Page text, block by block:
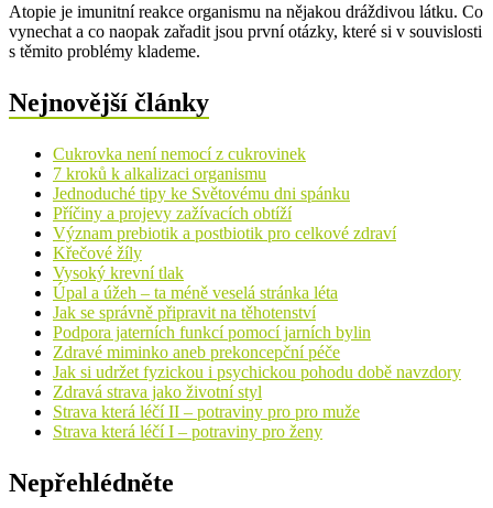
Atopie je imunitní reakce organismu na nějakou dráždivou látku. Co
vynechat a co naopak zařadit jsou první otázky, které si v souvislosti
s těmito problémy klademe.
Nejnovější články
Cukrovka není nemocí z cukrovinek
7 kroků k alkalizaci organismu
Jednoduché tipy ke Světovému dni spánku
Příčiny a projevy zažívacích obtíží
Význam prebiotik a postbiotik pro celkové zdraví
Křečové žíly
Vysoký krevní tlak
Úpal a úžeh – ta méně veselá stránka léta
Jak se správně připravit na těhotenství
Podpora jaterních funkcí pomocí jarních bylin
Zdravé miminko aneb prekoncepční péče
Jak si udržet fyzickou i psychickou pohodu době navzdory
Zdravá strava jako životní styl
Strava která léčí II – potraviny pro pro muže
Strava která léčí I – potraviny pro ženy
Nepřehlédněte